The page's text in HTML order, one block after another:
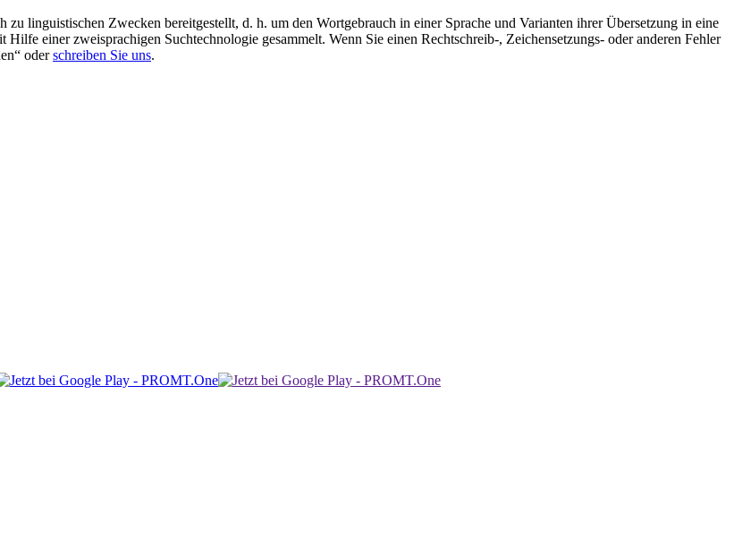
linguistischen Zwecken bereitgestellt, d. h. um den Wortgebrauch in einer Sprache und Varianten ihrer Übersetzung in eine
einer zweisprachigen Suchtechnologie gesammelt. Wenn Sie einen Rechtschreib-, Zeichensetzungs- oder anderen Fehler
oderschreiben Sie uns.